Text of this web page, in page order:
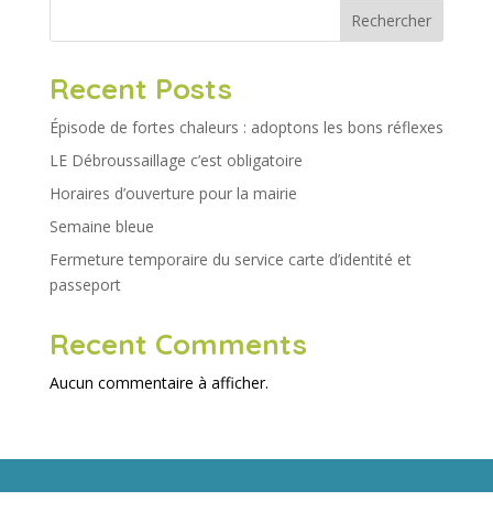
Rechercher
Recent Posts
Épisode de fortes chaleurs : adoptons les bons réflexes
LE Débroussaillage c’est obligatoire
Horaires d’ouverture pour la mairie
Semaine bleue
Fermeture temporaire du service carte d’identité et
passeport
Recent Comments
Aucun commentaire à afficher.